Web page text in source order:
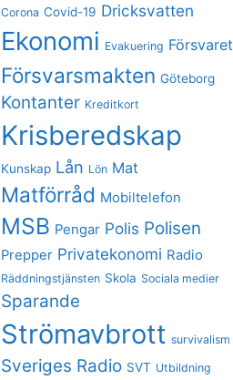
Corona Covid-19 Dricksvatten
Ekonomi Evakuering Försvaret
Försvarsmakten Göteborg
Kontanter Kreditkort
Krisberedskap
Kunskap Lån Lön Mat
Matförråd Mobiltelefon
MSB Pengar Polis Polisen
Prepper Privatekonomi Radio
Räddningstjänsten Skola Sociala medier
Sparande
Strömavbrott survivalism
Sveriges Radio SVT Utbildning